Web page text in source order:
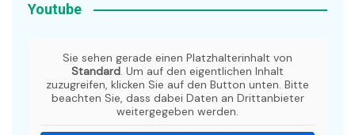
Youtube
Sie sehen gerade einen Platzhalterinhalt von
Standard. Um auf den eigentlichen Inhalt
zuzugreifen, klicken Sie auf den Button unten. Bitte
beachten Sie, dass dabei Daten an Drittanbieter
weitergegeben werden.